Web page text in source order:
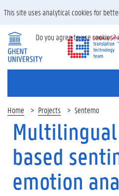
SEARCH
Home Projects Sentemo
based
emotion
This site uses analytical cookies for
Do you agree to use cookies?